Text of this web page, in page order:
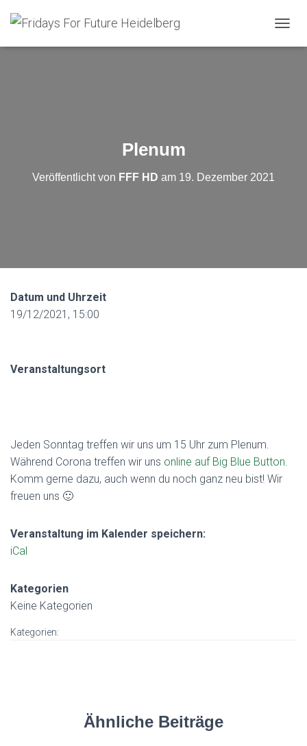
A
E
Plenum
Veröffentlicht von FFF HD am 19. Dezember 2021
Datum und Uhrzeit
19/12/2021, 15:00
Veranstaltungsort
Jeden Sonntag treffen wir uns um 15 Uhr zum Plenum.
Während Corona treffen wir uns online auf Big Blue Button.
Komm gerne dazu, auch wenn du noch ganz neu bist! Wir
freuen uns 🙂
Veranstaltung im Kalender speichern:
iCal
Kategorien
Keine Kategorien
Kategorien:
Ähnliche Beiträge